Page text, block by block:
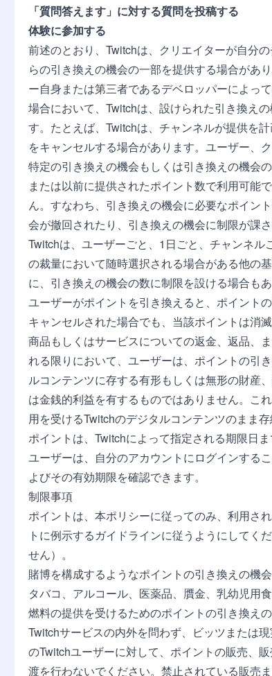
「質問答えます」に対する質問を投稿する
体験に参加する
前述のとおり、Twitchは、クリエイターが自分
らの引き換えの機会の一部を提供する場合があ
ー自身または第三者であるデベロッパーによっ
場合において、Twitchは、設けられた引き換え
す。たとえば、Twitchは、チャンネルが提供を
をキャンセルする場合があります。ユーザー、
特定の引き換えの機会もしくは引き換えの機会
または以前に提供されたポイント数で利用可能
ん。すなわち、引き換えの機会に必要なポイン
会が撤回されたり、引き換えの機会に制限が課
Twitchは、ユーザーごと、1日ごと、チャンネル
の裁量において随時選択される場合がある他の
に、引き換えの機会の数に制限を設ける場合もあ
ユーザーがポイントを引き換えると、ポイント
キャンセルされた場合でも、当該ポイントは消
商品もしくはサービスについての返金、返品、
れる限りにおいて、ユーザーは、ポイントの引
ルコンテンツに存する有形もしくは無形の財産
は金銭的利益を有するものではありません。こ
用を受けるTwitchのデジタルコンテンツのまま存
ポイントは、Twitchによって指定される期限日
ユーザーは、自分のアカウントにログインする
よびその有効期限を確認できます。
制限事項
ポイントは、本ポリシーに従ってのみ、利用さ
トに例示するガイドラインに従うようにしてく
せん）。
賭博を構成するようなポイントの引き換えの機
タバコ、アルコール、医薬品、贋金、乳幼児用
燃料の提供を受けるためのポイントの引き換え
Twitchサービスの内外を問わず、ビッツまたは
のTwitchユーザーに対して、ポイントの販売、
渡を行わないでください。禁止されている販売